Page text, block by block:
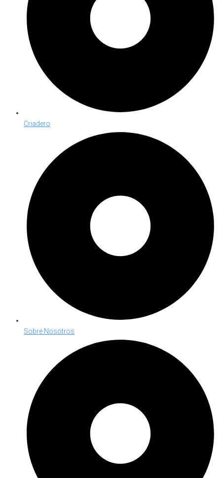
Criadero
Sobre Nosotros